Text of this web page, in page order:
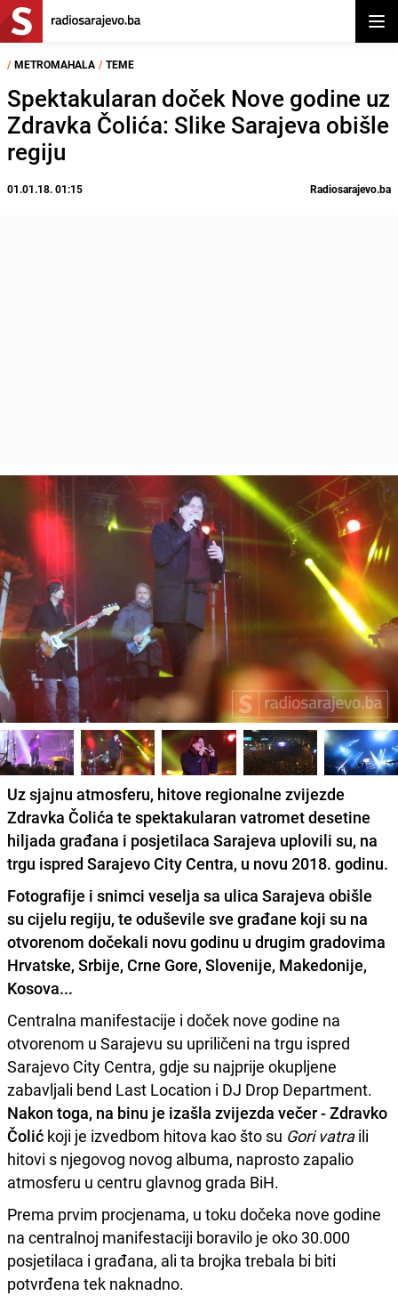
/ METROMAHALA / TEME
Spektakularan doček Nove godine uz
Zdravka Čolića: Slike Sarajeva obišle
regiju
01.01.18. 01:15 Radiosarajevo.ba
Uz sjajnu atmosferu, hitove regionalne zvijezde
Zdravka Čolića te spektakularan vatromet desetine
hiljada građana i posjetilaca Sarajeva uplovili su, na
trgu ispred Sarajevo City Centra, u novu 2018. godinu.
Fotografije i snimci veselja sa ulica Sarajeva obišle
su cijelu regiju, te oduševile sve građane koji su na
otvorenom dočekali novu godinu u drugim gradovima
Hrvatske, Srbije, Crne Gore, Slovenije, Makedonije,
Kosova...
Centralna manifestacije i doček nove godine na
otvorenom u Sarajevu su upriličeni na trgu ispred
Sarajevo City Centra, gdje su najprije okupljene
zabavljali bend Last Location i DJ Drop Department.
Nakon toga, na binu je izašla zvijezda večer - Zdravko
Čolić koji je izvedbom hitova kao što su Gori vatraili
hitovi s njegovog novog albuma, naprosto zapalio
atmosferu u centru glavnog grada BiH.
Prema prvim procjenama, u toku dočeka nove godine
na centralnoj manifestaciji boravilo je oko 30.000
posjetilaca i građana, ali ta brojka trebala bi biti
potvrđena tek naknadno.